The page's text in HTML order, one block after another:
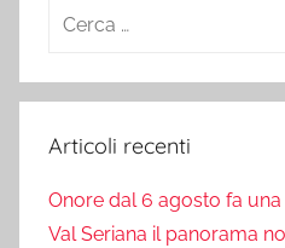
Ricerca
Articoli recenti
Onore dal 6 agosto fa
Val Seriana il panorama